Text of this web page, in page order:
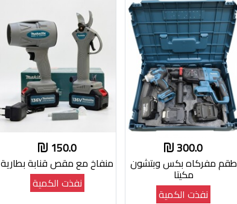
300.0
طقم مفركاه بكس وبتشون
مكيتا
نفذت الكمية
150.0
منفاخ مع مقص قنابة بطارية
نفذت الكمية